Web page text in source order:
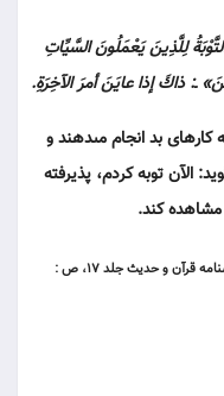
لِلَّذِينَ يَعْمَلُونَ السَّيِّاتِ
ذاكَ إذا عايَنَ أمرَ الآخِرَةِ.
كارهاى بد انجام مى‏دهند و
الآن توبه كردم، پذيرفته
كند.
كتاب من لا يحضره الفقيه : ج ۱ ص ۱۳۳ ح ۳۵۲ ، دانشنامه قرآن و حديث جلد ۱۷، ص :